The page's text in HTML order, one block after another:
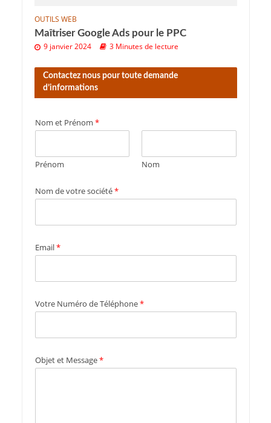
OUTILS WEB
Maîtriser Google Ads pour le PPC
9 janvier 2024 3 Minutes de lecture
Contactez nous pour toute demande
d’informations
Nom et Prénom *
Prénom Nom
Nom de votre société*
Email*
Votre Numéro de Téléphone*
Objet et Message*